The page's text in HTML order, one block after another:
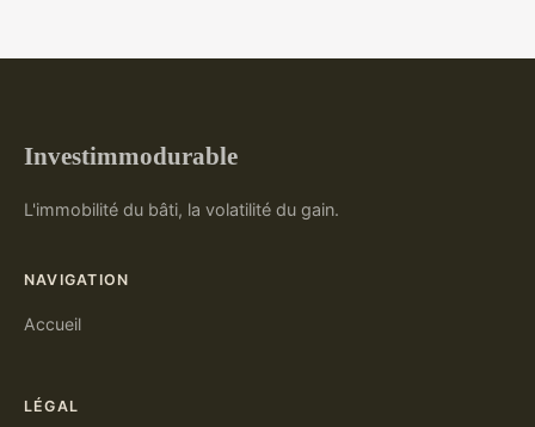
Investimmodurable
L'immobilité du bâti, la volatilité du gain.
NAVIGATION
Accueil
LÉGAL